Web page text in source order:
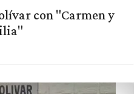
con "Carmen y